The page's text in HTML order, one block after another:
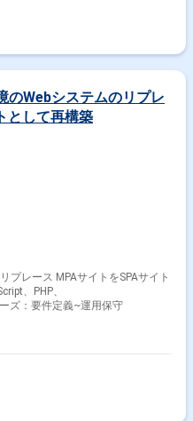
のWebシステムのリプレ
として再構築
プレース MPAサイトをSPAサイト
、PHP、
ズ：要件定義~運用保守